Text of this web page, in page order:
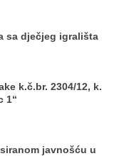
sa dječjeg igrališta
k.č.br. 2304/12, k.
1“
javnošću u